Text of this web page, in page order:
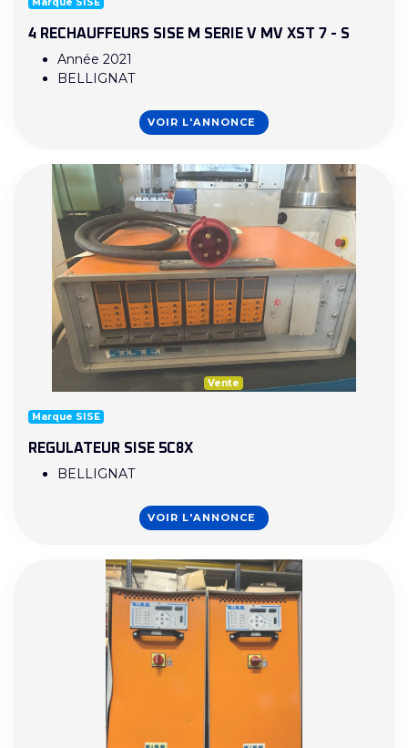
4 RECHAUFFEURS SISE M SERIE V MV XST 7 - S
Année 2021
BELLIGNAT
VOIR L'ANNONCE
Vente
Marque SISE
REGULATEUR SISE 5C8X
BELLIGNAT
VOIR L'ANNONCE